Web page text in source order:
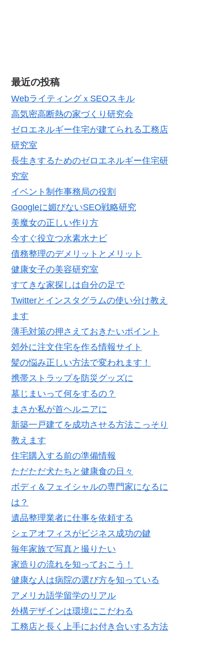
最近の投稿
WebライティングｘSEOスキル
高気密高断熱の家づくり研究会
ゼロエネルギー住宅が建てられる工務店
研究室
長生きするためのゼロエネルギー住宅研
究室
イベント制作事務局の役割
Googleに媚びないSEO戦略研究
美魔女の正しい作り方
今すぐ役立つ水素水ナビ
債務整理のデメリットとメリット
健康女子の美容研究室
すてきな家探しは自分の足で
Twitterとインスタグラムの使い分け教え
ます
薄毛対策の押さえておきたいポイント
郊外に注文住宅を作る情報サイト
髪の悩み正しい方法で変われます！
携帯ストラップを防災グッズに
墓じまいって何をするの？
まさか私が首ヘルニアに
新築一戸建てを成功させる方法こっそり
教えます
住宅購入する前の準備情報
ただただ犬たちと健康食の日々
ボディ＆フェイシャルの専門家になるに
は？
遺品整理業者に仕事を依頼する
シェアオフィスがビジネス成功の鍵
毎年家族で写真と撮りたい
家造りの流れを知っておこう！
健康な人は病院の選び方を知っている
アメリカ語学留学のリアル
外構デザインは環境にこだわる
工務店と長く上手にお付き合いする方法